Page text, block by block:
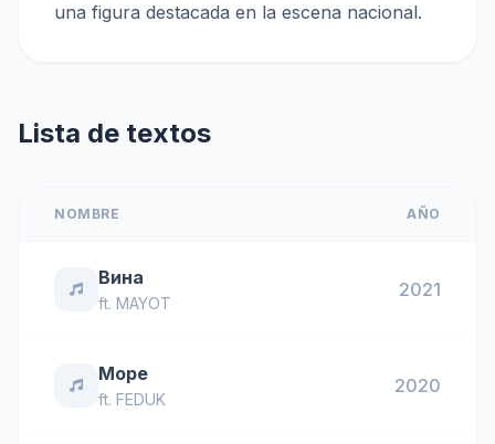
una figura destacada en la escena nacional.
Lista de textos
NOMBRE AÑO
Вина
ft. MAYOT
2021
Море
ft. FEDUK
2020